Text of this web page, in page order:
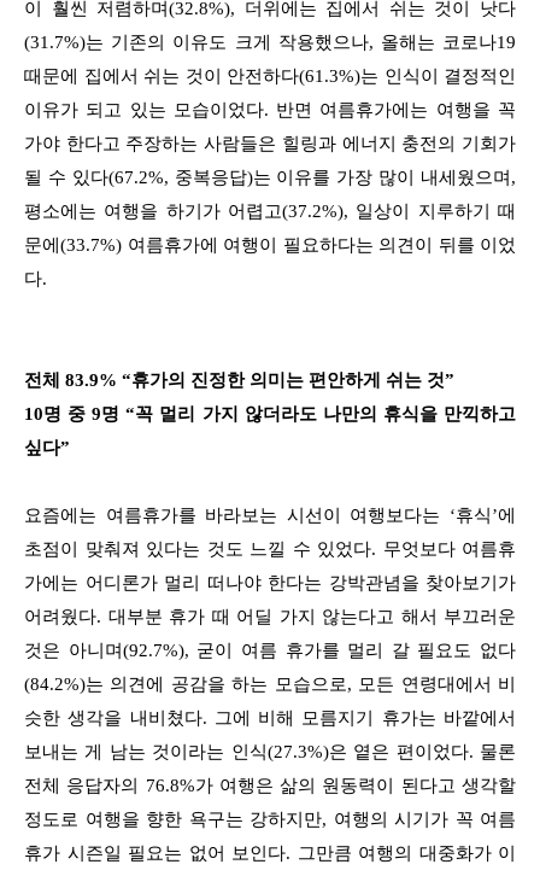
이 훨씬 저렴하며(32.8%), 더위에는 집에서 쉬는 것이 낫다
(31.7%)는 기존의 이유도 크게 작용했으나, 올해는 코로나19
때문에 집에서 쉬는 것이 안전하다(61.3%)는 인식이 결정적인
이유가 되고 있는 모습이었다. 반면 여름휴가에는 여행을 꼭
가야 한다고 주장하는 사람들은 힐링과 에너지 충전의 기회가
될 수 있다(67.2%, 중복응답)는 이유를 가장 많이 내세웠으며,
평소에는 여행을 하기가 어렵고(37.2%), 일상이 지루하기 때
문에(33.7%) 여름휴가에 여행이 필요하다는 의견이 뒤를 이었
다.
전체 83.9% “휴가의 진정한 의미는 편안하게 쉬는 것”
10명 중 9명 “꼭 멀리 가지 않더라도 나만의 휴식을 만끽하고
싶다”
요즘에는 여름휴가를 바라보는 시선이 여행보다는 ‘휴식’에
초점이 맞춰져 있다는 것도 느낄 수 있었다. 무엇보다 여름휴
가에는 어디론가 멀리 떠나야 한다는 강박관념을 찾아보기가
어려웠다. 대부분 휴가 때 어딜 가지 않는다고 해서 부끄러운
것은 아니며(92.7%), 굳이 여름 휴가를 멀리 갈 필요도 없다
(84.2%)는 의견에 공감을 하는 모습으로, 모든 연령대에서 비
슷한 생각을 내비쳤다. 그에 비해 모름지기 휴가는 바깥에서
보내는 게 남는 것이라는 인식(27.3%)은 옅은 편이었다. 물론
전체 응답자의 76.8%가 여행은 삶의 원동력이 된다고 생각할
정도로 여행을 향한 욕구는 강하지만, 여행의 시기가 꼭 여름
휴가 시즌일 필요는 없어 보인다. 그만큼 여행의 대중화가 이